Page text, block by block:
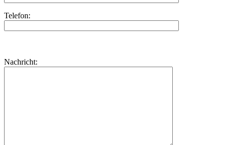
Telefon:
dieses
lasse
Nachricht: